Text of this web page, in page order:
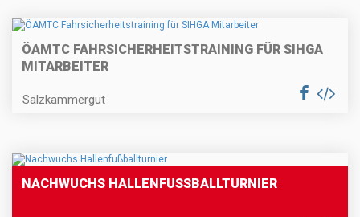
ÖAMTC FAHRSICHERHEITSTRAINING FÜR SIHGA
MITARBEITER
Salzkammergut
NACHWUCHS HALLENFUSSBALLTURNIER